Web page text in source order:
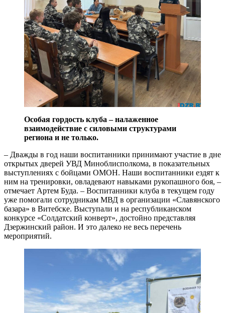
Особая гордость клуба – налаженное
взаимодействие с силовыми структурами
региона и не только.
– Дважды в год наши воспитанники принимают участие в дне
открытых дверей УВД Миноблисполкома, в показательных
выступлениях с бойцами ОМОН. Наши воспитанники ездят к
ним на тренировки, овладевают навыками рукопашного боя, –
отмечает Артем Буда. – Воспитанники клуба в текущем году
уже помогали сотрудникам МВД в организации «Славянского
базара» в Витебске. Выступали и на республиканском
конкурсе «Солдатский конверт», достойно представляя
Дзержинский район. И это далеко не весь перечень
мероприятий.